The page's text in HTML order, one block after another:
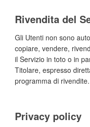
Rivendita del
Gli Utenti non sono
copiare, vendere,
il Servizio in toto o in
Titolare, espresso
programma di rivendite.
Privacy policy